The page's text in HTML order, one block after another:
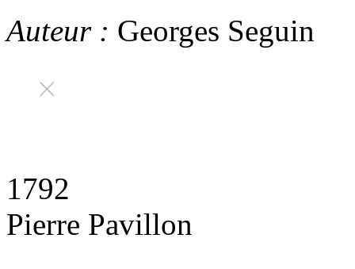
Auteur : Georges Seguin
1792
Pierre Pavillon